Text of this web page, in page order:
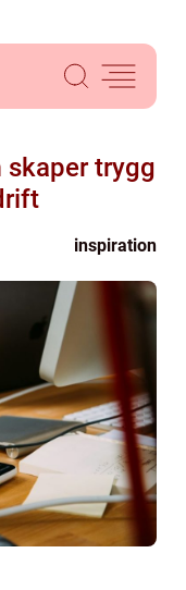
trygg
inspiration